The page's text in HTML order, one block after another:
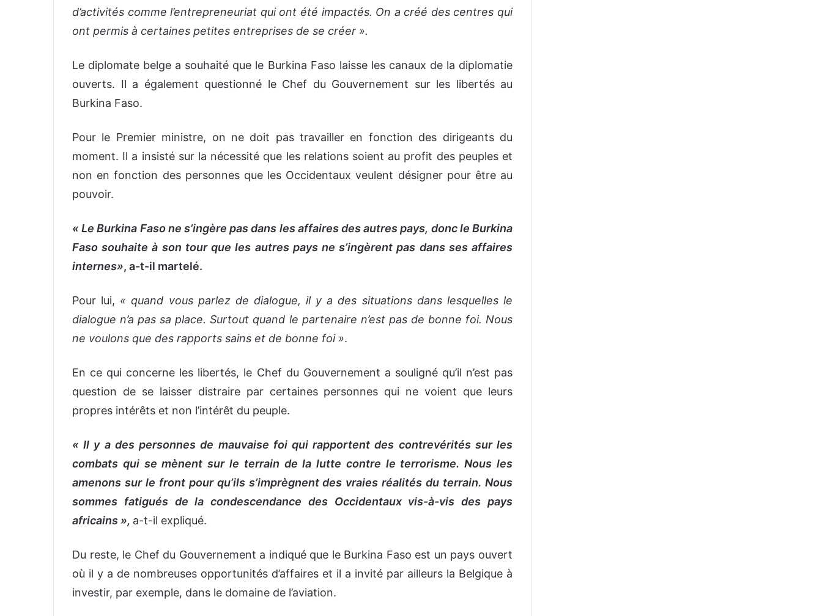
d’activités comme l’entrepreneuriat qui ont été impactés. On a créé des centres qui
ont permis à certaines petites entreprises de se créer ».
Le diplomate belge a souhaité que le Burkina Faso laisse les canaux de la diplomatie
ouverts. Il a également questionné le Chef du Gouvernement sur les libertés au
Burkina Faso.
Pour le Premier ministre, on ne doit pas travailler en fonction des dirigeants du
moment. Il a insisté sur la nécessité que les relations soient au profit des peuples et
non en fonction des personnes que les Occidentaux veulent désigner pour être au
pouvoir.
« Le Burkina Faso ne s’ingère pas dans les affaires des autres pays, donc le Burkina
Faso souhaite à son tour que les autres pays ne s’ingèrent pas dans ses affaires
internes», a-t-il martelé.
Pour lui, « quand vous parlez de dialogue, il y a des situations dans lesquelles le
dialogue n’a pas sa place. Surtout quand le partenaire n’est pas de bonne foi. Nous
ne voulons que des rapports sains et de bonne foi ».
En ce qui concerne les libertés, le Chef du Gouvernement a souligné qu’il n’est pas
question de se laisser distraire par certaines personnes qui ne voient que leurs
propres intérêts et non l’intérêt du peuple.
« Il y a des personnes de mauvaise foi qui rapportent des contrevérités sur les
combats qui se mènent sur le terrain de la lutte contre le terrorisme. Nous les
amenons sur le front pour qu’ils s’imprègnent des vraies réalités du terrain. Nous
sommes fatigués de la condescendance des Occidentaux vis-à-vis des pays
africains », a-t-il expliqué.
Du reste, le Chef du Gouvernement a indiqué que le Burkina Faso est un pays ouvert
où il y a de nombreuses opportunités d’affaires et il a invité par ailleurs la Belgique à
investir, par exemple, dans le domaine de l’aviation.